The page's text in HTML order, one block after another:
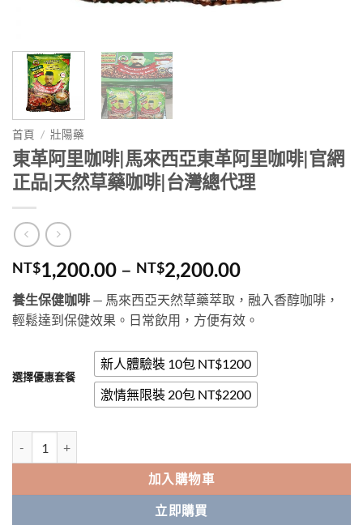
首頁 / 壯陽藥
東革阿里咖啡|馬來西亞東革阿里咖啡|官網
正品|天然草藥咖啡|台灣總代理
NT$1,200.00 – NT$2,200.00價
格
範
圍：
NT$1,200.00
到
NT$2,200.00
養生保健咖啡 — 馬來西亞天然草藥萃取，融入香醇咖啡，
輕鬆達到保健效果。日常飲用，方便有效。
選擇優惠套餐
新人體驗裝 10包 NT$1200
激情無限裝 20包 NT$2200
加入購物車
立即購買